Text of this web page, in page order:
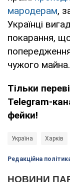
мародерам,
Українці
покарання,
чужого майна.
Тільки
Telegram-
фейки!
Україна Харків
Редакційна